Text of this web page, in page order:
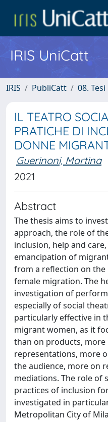
IRIS UniCatt
IRIS PubliCatt 08. Tesi
IL TEATRO
PRATICHE DI
DONNE
Guerinoni, Martina
2021
Abstract
The thesis aims to
approach, the role of
inclusion, help and
emancipation of
from a reflection on
female migration. The
investigation of
especially of social
particularly effective in
migrant women, as it
than on products,
representations, more
the audience, more on
mediations. The role of
practices of inclusion
investigated in
Metropolitan City of